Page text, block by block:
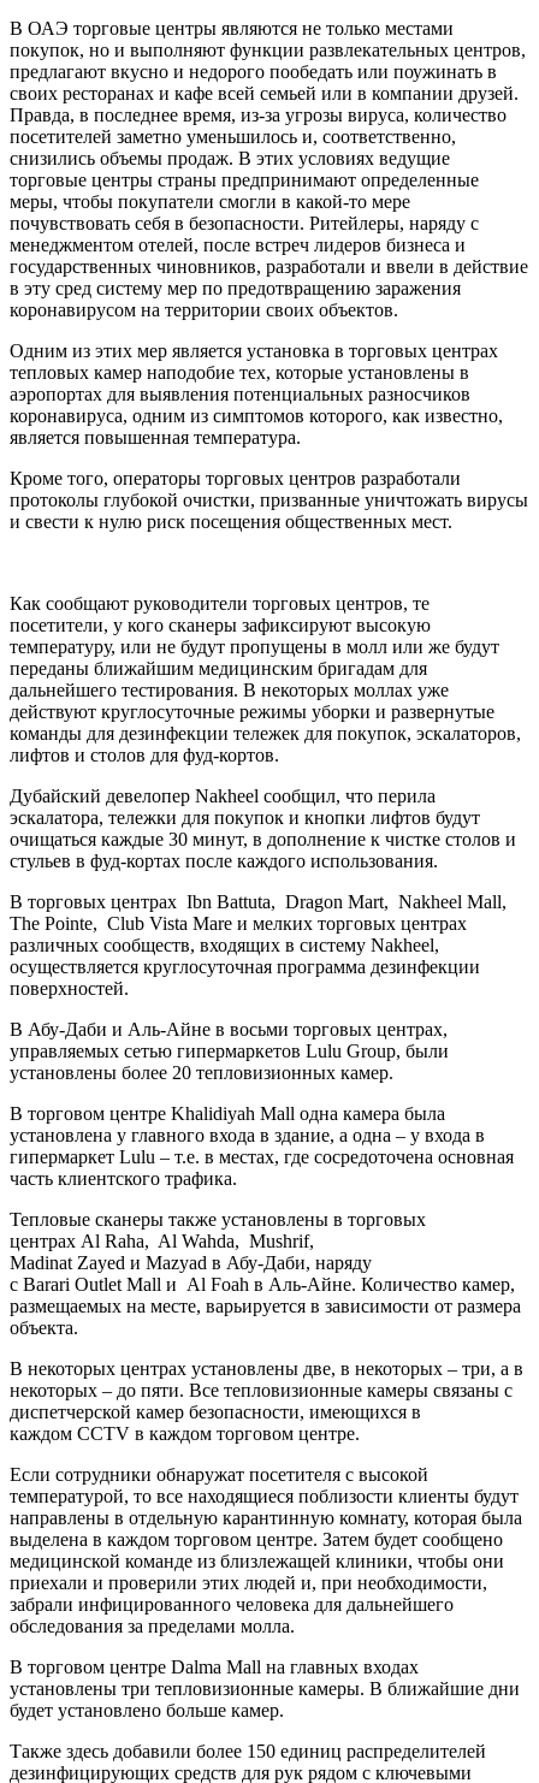
В ОАЭ торговые центры являются не только местами
покупок, но и выполняют функции развлекательных центров,
предлагают вкусно и недорого пообедать или поужинать в
своих ресторанах и кафе всей семьей или в компании друзей.
Правда, в последнее время, из-за угрозы вируса, количество
посетителей заметно уменьшилось и, соответственно,
снизились объемы продаж. В этих условиях ведущие
торговые центры страны предпринимают определенные
меры, чтобы покупатели смогли в какой-то мере
почувствовать себя в безопасности. Ритейлеры, наряду с
менеджментом отелей, после встреч лидеров бизнеса и
государственных чиновников, разработали и ввели в действие
в эту сред систему мер по предотвращению заражения
коронавирусом на территории своих объектов.
Одним из этих мер является установка в торговых центрах
тепловых камер наподобие тех, которые установлены в
аэропортах для выявления потенциальных разносчиков
коронавируса, одним из симптомов которого, как известно,
является повышенная температура.
Кроме того, операторы торговых центров разработали
протоколы глубокой очистки, призванные уничтожать вирусы
и свести к нулю риск посещения общественных мест.
Как сообщают руководители торговых центров, те
посетители, у кого сканеры зафиксируют высокую
температуру, или не будут пропущены в молл или же будут
переданы ближайшим медицинским бригадам для
дальнейшего тестирования. В некоторых моллах уже
действуют круглосуточные режимы уборки и развернутые
команды для дезинфекции тележек для покупок, эскалаторов,
лифтов и столов для фуд-кортов.
Дубайский девелопер Nakheel сообщил, что перила
эскалатора, тележки для покупок и кнопки лифтов будут
очищаться каждые 30 минут, в дополнение к чистке столов и
стульев в фуд-кортах после каждого использования.
В торговых центрах Ibn Battuta, Dragon Mart, Nakheel Mall,
The Pointe, Club Vista Mare и мелких торговых центрах
различных сообществ, входящих в систему Nakheel,
осуществляется круглосуточная программа дезинфекции
поверхностей.
В Абу-Даби и Аль-Айне в восьми торговых центрах,
управляемых сетью гипермаркетов Lulu Group, были
установлены более 20 тепловизионных камер.
В торговом центре Khalidiyah Mall одна камера была
установлена у главного входа в здание, а одна – у входа в
гипермаркет Lulu – т.е. в местах, где сосредоточена основная
часть клиентского трафика.
Тепловые сканеры также установлены в торговых
центрах Al Raha, Al Wahda, Mushrif,
Madinat Zayed и Mazyad в Абу-Даби, наряду
с Barari Outlet Mall и Al Foah в Аль-Айне. Количество камер,
размещаемых на месте, варьируется в зависимости от размера
объекта.
В некоторых центрах установлены две, в некоторых – три, а в
некоторых – до пяти. Все тепловизионные камеры связаны с
диспетчерской камер безопасности, имеющихся в
каждом CCTV в каждом торговом центре.
Если сотрудники обнаружат посетителя с высокой
температурой, то все находящиеся поблизости клиенты будут
направлены в отдельную карантинную комнату, которая была
выделена в каждом торговом центре. Затем будет сообщено
медицинской команде из близлежащей клиники, чтобы они
приехали и проверили этих людей и, при необходимости,
забрали инфицированного человека для дальнейшего
обследования за пределами молла.
В торговом центре Dalma Mall на главных входах
установлены три тепловизионные камеры. В ближайшие дни
будет установлено больше камер.
Также здесь добавили более 150 единиц распределителей
дезинфицирующих средств для рук рядом с ключевыми